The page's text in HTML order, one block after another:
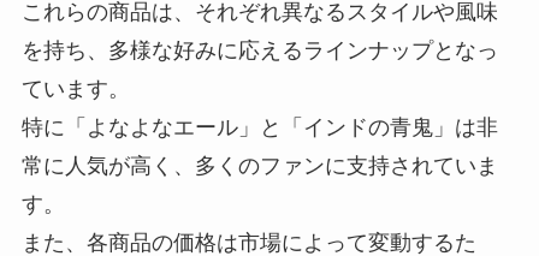
これらの商品は、それぞれ異なるスタイルや風味
を持ち、多様な好みに応えるラインナップとなっ
ています。
特に「よなよなエール」と「インドの青鬼」は非
常に人気が高く、多くのファンに支持されていま
す。
また、各商品の価格は市場によって変動するた